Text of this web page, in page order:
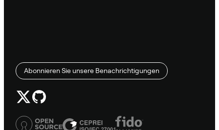
Abonnieren Sie unsere Benachrichtigungen